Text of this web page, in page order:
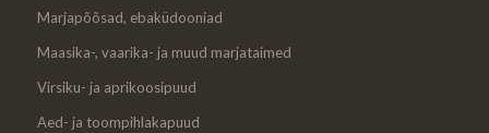
Marjapõõsad, ebaküdooniad
Maasika-, vaarika- ja muud marjataimed
Virsiku- ja aprikoosipuud
Aed- ja toompihlakapuud